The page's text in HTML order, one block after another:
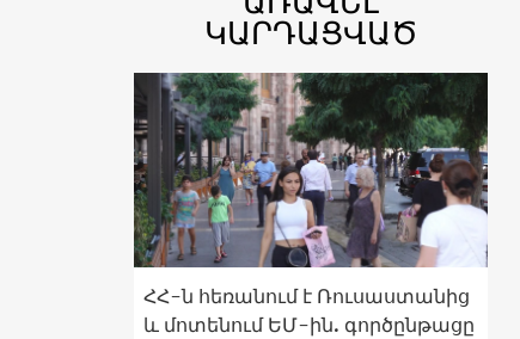
ԿԱՐԴԱՑՎԱԾ
ՀՀ-ն հեռանում է Ռուսաստանից
և մոտենում ԵՄ-ին. գործընթացը